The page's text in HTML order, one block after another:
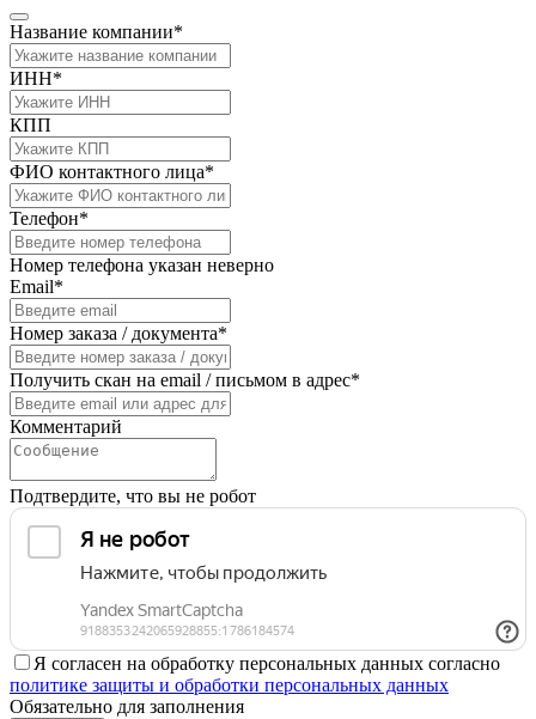
Название компании*
ИНН*
КПП
ФИО контактного лица*
Телефон*
Номер телефона указан неверно
Email*
Номер заказа / документа*
Получить скан на email / письмом в адрес*
Комментарий
Подтвердите, что вы не робот
Я согласен на обработку персональных данных согласно
политике защиты и обработки персональных данных
Обязательно для заполнения